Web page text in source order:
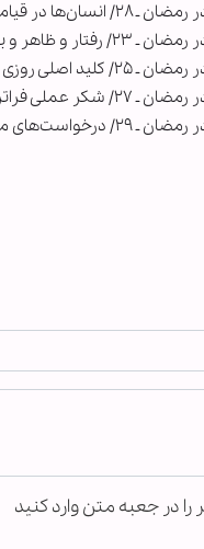
قیامت هم فرافکنی می‌کنند!
انسان باید بر مدار صِدق باشد
روزی به دست خداوند است
از شکر قلبی و زبانی است
مجرمان در روز قیامت چیست؟
در جعبه متن وارد کنید